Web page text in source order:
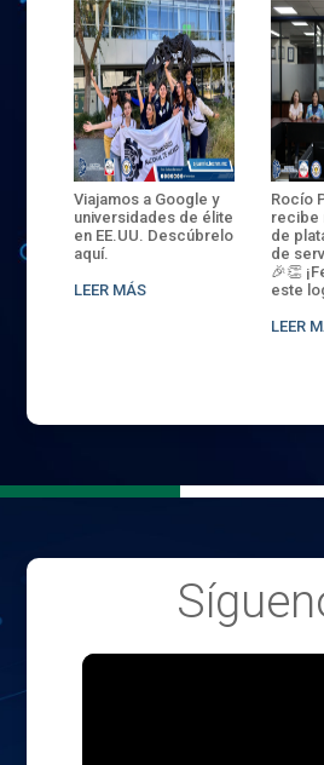
Viajamos a Google y
universidades de élite
en EE.UU. Descúbrelo
aquí.
LEER MÁS
Rocío
recibe
de
de
🎉👏
este
LEER